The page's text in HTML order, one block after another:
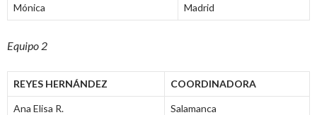
Mónica Madrid
Equipo 2
REYES HERNÁNDEZ COORDINADORA
Ana Elisa R. Salamanca